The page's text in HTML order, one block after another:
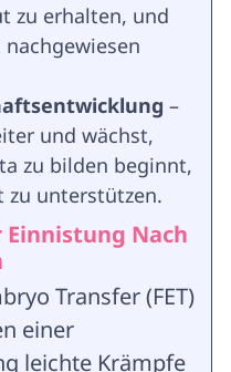
zu erhalten, und
–
und wächst,
zu bilden beginnt,
zu unterstützen.
Einnistung Nach
Transfer (FET)
einer
leichte Krämpfe